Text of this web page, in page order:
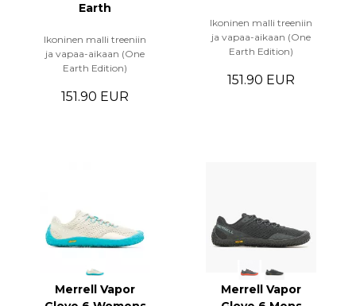
Earth
Ikoninen malli treeniin
ja vapaa-aikaan (One
Earth Edition)
151.90 EUR
Ikoninen malli treeniin
ja vapaa-aikaan (One
Earth Edition)
151.90 EUR
Merrell Vapor
Merrell Vapor